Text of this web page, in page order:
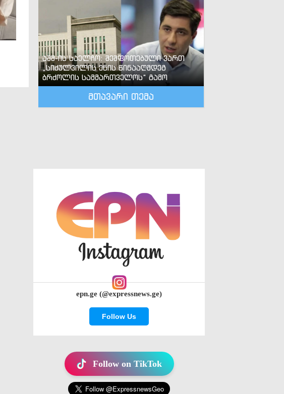
აშშ-ის საელჩო: შეშფოთებული ვართ
„სიძულვილის ენის წინააღმდეგ
ბრძოლის სამმართველოს“ გამო
მთავარი თემა
epn.ge (@expressnews.ge)
Follow Us
Follow on TikTok